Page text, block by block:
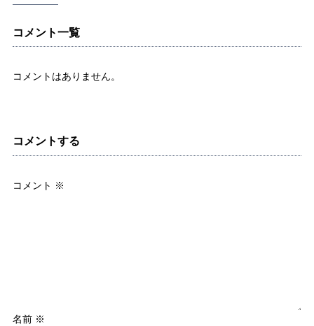
コメント一覧
コメントはありません。
コメントする
コメント ※
名前 ※